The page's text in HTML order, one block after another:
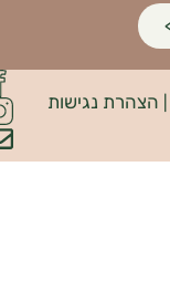
האתר:
INDIANA